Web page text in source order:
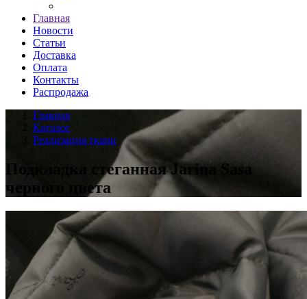
Главная
Новости
Статьи
Доставка
Оплата
Контакты
Распродажа
Главная
Каталог
Реализация ткани
Подкладка стеганная Jarina Sasa
черного цвета